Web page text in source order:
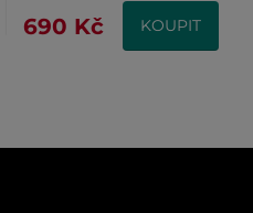
690 Kč KOUPIT